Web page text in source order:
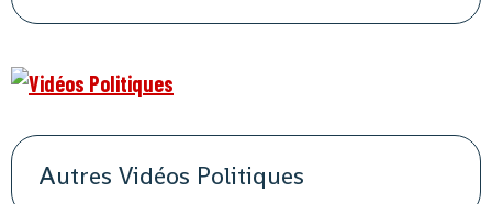
Autres Vidéos Politiques